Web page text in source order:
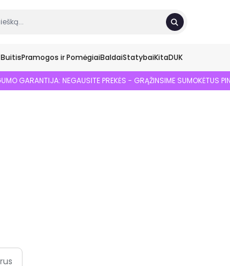
Pramogos ir PomėgiaiBaldaiStatybaiKitaDUK
GARANTIJA: NEGAUSITE PREKĖS - GRĄŽINSIME SUMOKĖTUS